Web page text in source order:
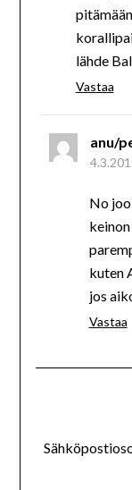
lähde
Vastaa
anu/
No
kuten
jos
Vastaa